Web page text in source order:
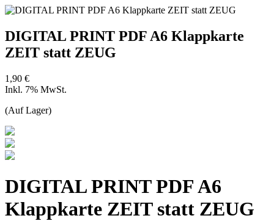
DIGITAL PRINT PDF A6 Klappkarte
ZEIT statt ZEUG
1,90 €
Inkl. 7% MwSt.
(Auf Lager)
DIGITAL PRINT PDF A6
Klappkarte ZEIT statt ZEUG